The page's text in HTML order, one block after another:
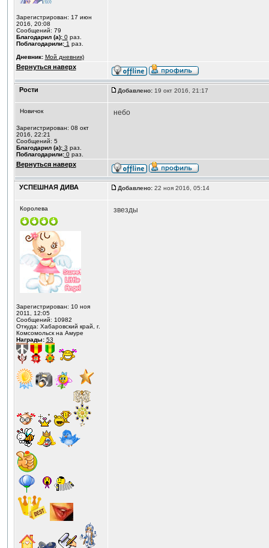
Зарегистрирован: 17 июн
2016, 20:08
Сообщений: 79
Благодарил (а):0раз.
Поблагодарили:1 раз.
Дневник: Мой дневник)
Вернуться наверх
Рости Добавлено:19 окт 2016, 21:17
Новичок
Зарегистрирован: 08 окт
2016, 22:21
Сообщений: 5
Благодарил (а):3 раз.
Поблагодарили:0раз.
небо
Вернуться наверх
УСПЕШНАЯ ДИВА Добавлено:22 ноя 2016, 05:14
Королева
Зарегистрирован: 10 ноя
2011, 12:05
Сообщений: 10982
Откуда: Хабаровский край, г.
Комсомольск на Амуре
Награды: 53
звезды